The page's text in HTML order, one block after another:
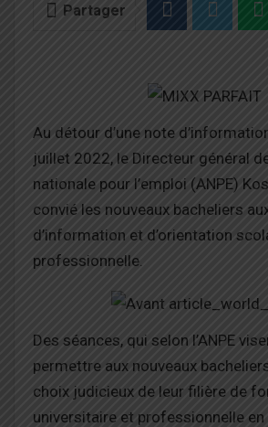
Partager
Au détour d’une note
juillet 2022, le Directeur général
nationale pour l’emploi (ANPE)
convié les nouveaux bacheliers
d’information et d’orientation
professionnelle.
Des séances, qui selon l’ANPE
permettre aux nouveaux
choix judicieux de leur filière de
universitaire et professionnelle